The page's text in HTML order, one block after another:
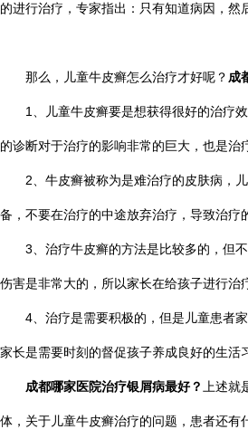
的进行治疗，专家指出：只有知道病因，然
那么，儿童牛皮癣怎么治疗才好呢？ 成
1、儿童牛皮癣要是想获得很好的治疗效
的诊断对于治疗的影响非常的巨大，也是治
2、牛皮癣被称为是难治疗的皮肤病，儿
备，不要在治疗的中途放弃治疗，导致治疗
3、治疗牛皮癣的方法是比较多的，但不
伤害是非常大的，所以家长在给孩子进行治
4、治疗是需要积极的，但是儿童患者家
家长是需要时刻的督促孩子养成良好的生活
成都哪家医院治疗银屑病最好？ 上述
体，关于儿童牛皮癣治疗的问题，患者还有